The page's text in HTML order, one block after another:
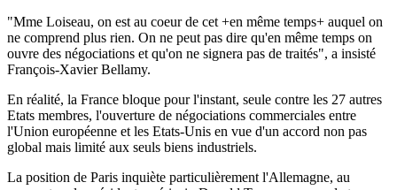
"Mme Loiseau, on est au coeur de cet +en même temps+ auquel on
ne comprend plus rien. On ne peut pas dire qu'en même temps on
ouvre des négociations et qu'on ne signera pas de traités", a insisté
François-Xavier Bellamy.
En réalité, la France bloque pour l'instant, seule contre les 27 autres
Etats membres, l'ouverture de négociations commerciales entre
l'Union européenne et les Etats-Unis en vue d'un accord non pas
global mais limité aux seuls biens industriels.
La position de Paris inquiète particulièrement l'Allemagne, au